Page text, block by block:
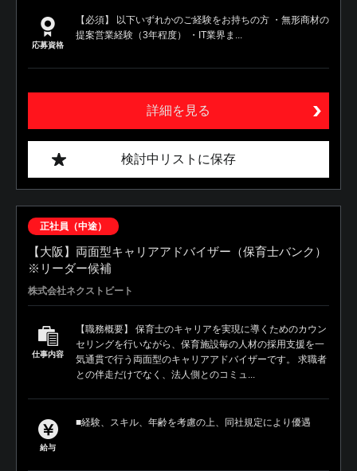
応募資格
【必須】 以下いずれかのご経験をお持ちの方 ・無形商材の
提案営業経験（3年程度） ・IT業界ま...
詳細を見る
検討中リストに保存
正社員（中途）
【大阪】両面型キャリアアドバイザー（保育士バンク）
※リーダー候補
株式会社ネクストビート
仕事内容
【職務概要】 保育士のキャリアを実現に導くためのカウン
セリングを行いながら、保育施設毎の人材の採用支援を一
気通貫で行う両面型のキャリアアドバイザーです。 求職者
との伴走だけでなく、法人側とのコミュ...
給与
■経験、スキル、年齢を考慮の上、同社規定により優遇